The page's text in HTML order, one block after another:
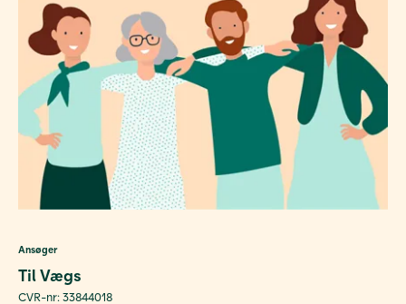
Ansøger
Til Vægs
CVR-nr: 33844018